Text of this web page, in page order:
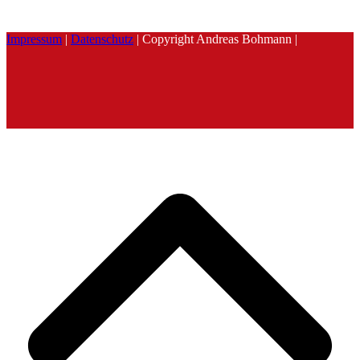
Impressum | Datenschutz | Copyright Andreas Bohmann |